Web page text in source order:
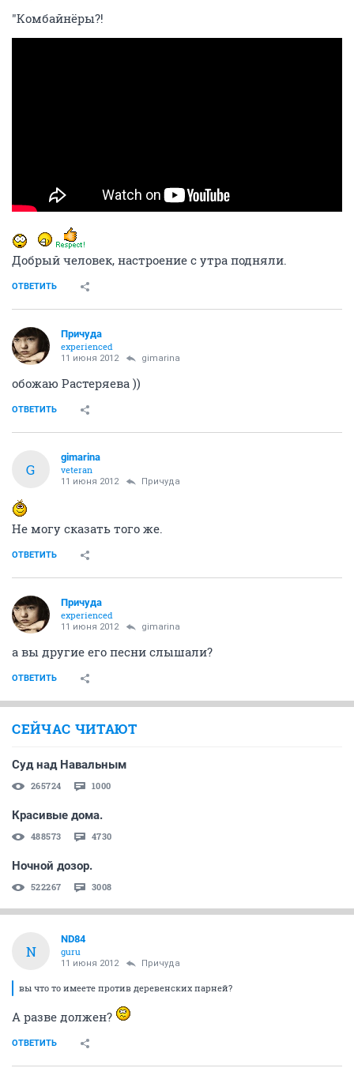
"Комбайнёры?!
Добрый человек, настроение с утра подняли.
ОТВЕТИТЬ
Причуда
experienced
11 июня 2012 gimarina
обожаю Растеряева ))
ОТВЕТИТЬ
G
gimarina
veteran
11 июня 2012 Причуда
Не могу сказать того же.
ОТВЕТИТЬ
Причуда
experienced
11 июня 2012 gimarina
а вы другие его песни слышали?
ОТВЕТИТЬ
СЕЙЧАС ЧИТАЮТ
Суд над Навальным
265724 1000
Красивые дома.
488573 4730
Ночной дозор.
522267 3008
N
ND84
guru
11 июня 2012 Причуда
вы что то имеете против деревенских парней?
А разве должен?
ОТВЕТИТЬ